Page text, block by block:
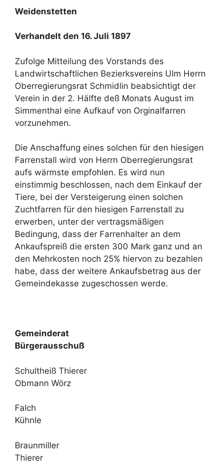
Weidenstetten
Verhandelt den 16. Juli 1897
Zufolge Mitteilung des Vorstands des
Landwirtschaftlichen Bezierksvereins Ulm Herrn
Oberregierungsrat Schmidlin beabsichtigt der
Verein in der 2. Hälfte deß Monats August im
Simmenthal eine Aufkauf von Orginalfarren
vorzunehmen.
Die Anschaffung eines solchen für den hiesigen
Farrenstall wird von Herrn Oberregierungsrat
aufs wärmste empfohlen. Es wird nun
einstimmig beschlossen, nach dem Einkauf der
Tiere, bei der Versteigerung einen solchen
Zuchtfarren für den hiesigen Farrenstall zu
erwerben, unter der vertragsmäßigen
Bedingung, dass der Farrenhalter an dem
Ankaufspreiß die ersten 300 Mark ganz und an
den Mehrkosten noch 25% hiervon zu bezahlen
habe, dass der weitere Ankaufsbetrag aus der
Gemeindekasse zugeschossen werde.
Gemeinderat
Bürgerausschuß
Schultheiß Thierer
Obmann Wörz
Falch
Kühnle
Braunmiller
Thierer